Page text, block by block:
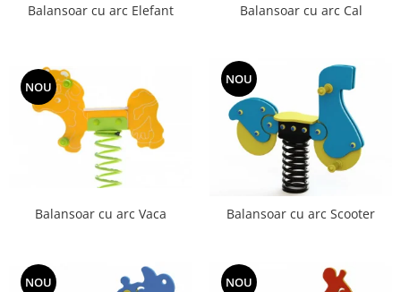
Balansoar cu arc Elefant Balansoar cu arc Cal
NOU
Balansoar cu arc Vaca
NOU
Balansoar cu arc Scooter
NOU NOU